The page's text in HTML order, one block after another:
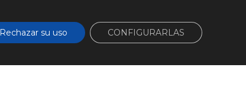
Rechazar su uso CONFIGURARLAS